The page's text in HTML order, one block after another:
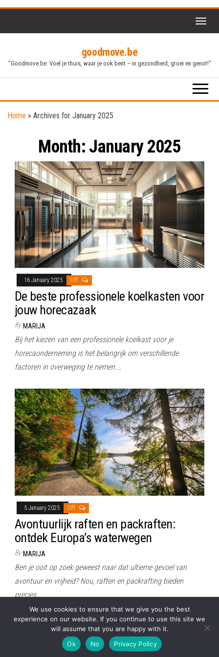
goodmove.be
"Goodmove.be: Voel je thuis, waar je ook bent – in gezondheid, groei en genot!"
Home » Archives for January 2025
Month: January 2025
16 January 2025 Off
De beste professionele koelkasten voor
jouw horecazaak
By MARIJA
Bij het kiezen van een professionele koelkast voor je
horecaonderneming is het belangrijk om verschillende
factoren in overweging te nemen.…
5 January 2025 Off
Avontuurlijk raften en packraften:
ontdek Europa’s waterwegen
By MARIJA
Ben je ooit op zoek geweest naar dat ultieme gevoel van
avontuur en vrijheid? Nou, raften en packrafting bieden
precies…
Proudly powered by WordPress | Theme:Envo Magazine
We use cookies to ensure that we give you the best
experience on our website. If you continue to use this site we
will assume that you are happy with it.
Ok
No Privacy Policy